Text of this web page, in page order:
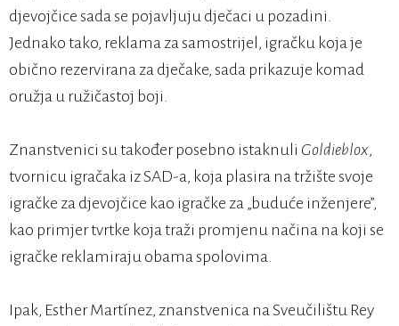
djevojčice sada se pojavljuju dječaci u pozadini.
Jednako tako, reklama za samostrijel, igračku koja je
obično rezervirana za dječake, sada prikazuje komad
oružja u ružičastoj boji.
Znanstvenici su također posebno istaknuli Goldieblox,
tvornicu igračaka iz SAD-a, koja plasira na tržište svoje
igračke za djevojčice kao igračke za „buduće inženjere”,
kao primjer tvrtke koja traži promjenu načina na koji se
igračke reklamiraju obama spolovima.
Ipak, Esther Martínez, znanstvenica na Sveučilištu Rey